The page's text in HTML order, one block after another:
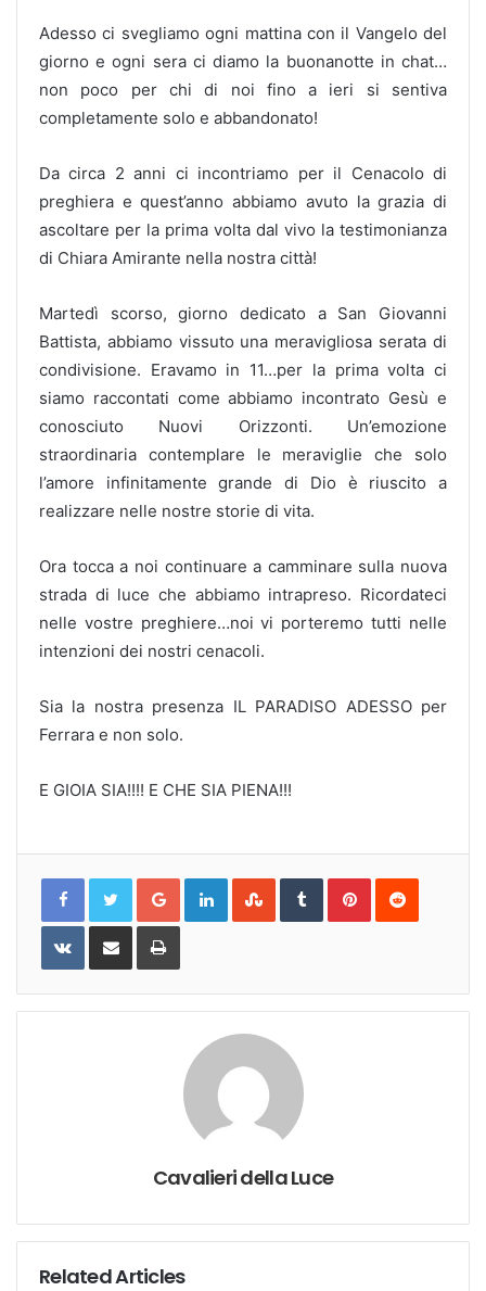
Adesso ci svegliamo ogni mattina con il Vangelo del
giorno e ogni sera ci diamo la buonanotte in chat…
non poco per chi di noi fino a ieri si sentiva
completamente solo e abbandonato!
Da circa 2 anni ci incontriamo per il Cenacolo di
preghiera e quest’anno abbiamo avuto la grazia di
ascoltare per la prima volta dal vivo la testimonianza
di Chiara Amirante nella nostra città!
Martedì scorso, giorno dedicato a San Giovanni
Battista, abbiamo vissuto una meravigliosa serata di
condivisione. Eravamo in 11…per la prima volta ci
siamo raccontati come abbiamo incontrato Gesù e
conosciuto Nuovi Orizzonti. Un’emozione
straordinaria contemplare le meraviglie che solo
l’amore infinitamente grande di Dio è riuscito a
realizzare nelle nostre storie di vita.
Ora tocca a noi continuare a camminare sulla nuova
strada di luce che abbiamo intrapreso. Ricordateci
nelle vostre preghiere…noi vi porteremo tutti nelle
intenzioni dei nostri cenacoli.
Sia la nostra presenza IL PARADISO ADESSO per
Ferrara e non solo.
E GIOIA SIA!!!! E CHE SIA PIENA!!!
Google+LinkedInStumbleUpon
TumblrPinterestReddit
VKontakteShare
Email
Print
Cavalieri della Luce
Related Articles